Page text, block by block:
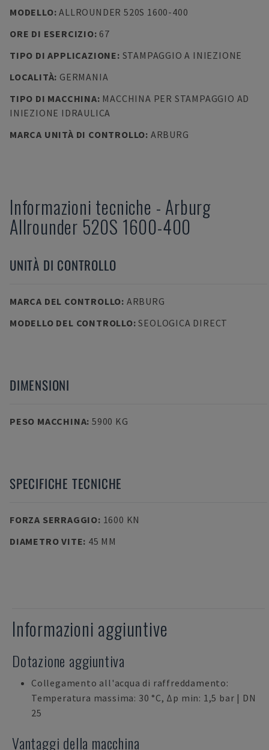
MODELLO:ALLROUNDER 520S 1600-400
ORE DI ESERCIZIO: 67
TIPO DI APPLICAZIONE: STAMPAGGIO A INIEZIONE
LOCALITÀ: GERMANIA
TIPO DI MACCHINA: MACCHINA PER STAMPAGGIO AD
INIEZIONE IDRAULICA
MARCA UNITÀ DI CONTROLLO: ARBURG
Informazioni tecniche - Arburg
Allrounder 520S 1600-400
UNITÀ DI CONTROLLO
MARCA DEL CONTROLLO: ARBURG
MODELLO DEL CONTROLLO:SEOLOGICA DIRECT
DIMENSIONI
PESO MACCHINA: 5900 KG
SPECIFICHE TECNICHE
FORZA SERRAGGIO: 1600 KN
DIAMETRO VITE: 45 MM
Informazioni aggiuntive
Dotazione aggiuntiva
Collegamento all'acqua di raffreddamento:
Temperatura massima: 30 °C, Δp min: 1,5 bar | DN
25
Vantaggi della macchina